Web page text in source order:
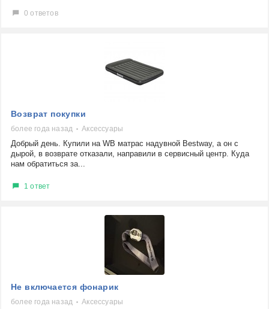
0 ответов
Возврат покупки
более года назад Аксессуары
Добрый день. Купили на WB матрас надувной Bestway, а он с
дырой, в возврате отказали, направили в сервисный центр. Куда
нам обратиться за...
1 ответ
Не включается фонарик
более года назад Аксессуары